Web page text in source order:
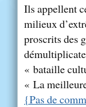
Ils appellent
milieux
proscrits des
« bataille
« La
{Pas de